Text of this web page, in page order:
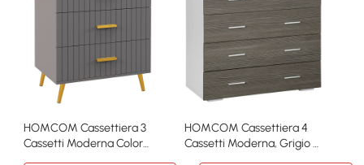
HOMCOM Cassettiera 3
Cassetti Moderna Color
HOMCOM Cassettiera 4
Cassetti Moderna, Grigio e